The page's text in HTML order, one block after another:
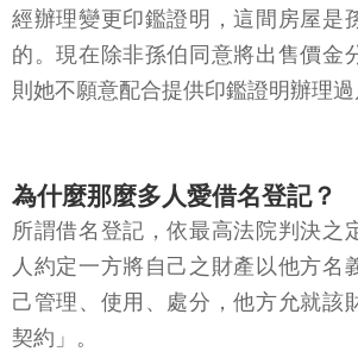
經辦理變更印鑑證明，這間房屋是
的。現在除非孫伯同意將出售價金
則她不願意配合提供印鑑證明辦理過
為什麼那麼多人愛借名登記？
所謂借名登記，依最高法院判決之
人約定一方將自己之財產以他方名
己管理、使用、處分，他方允就該
契約」。